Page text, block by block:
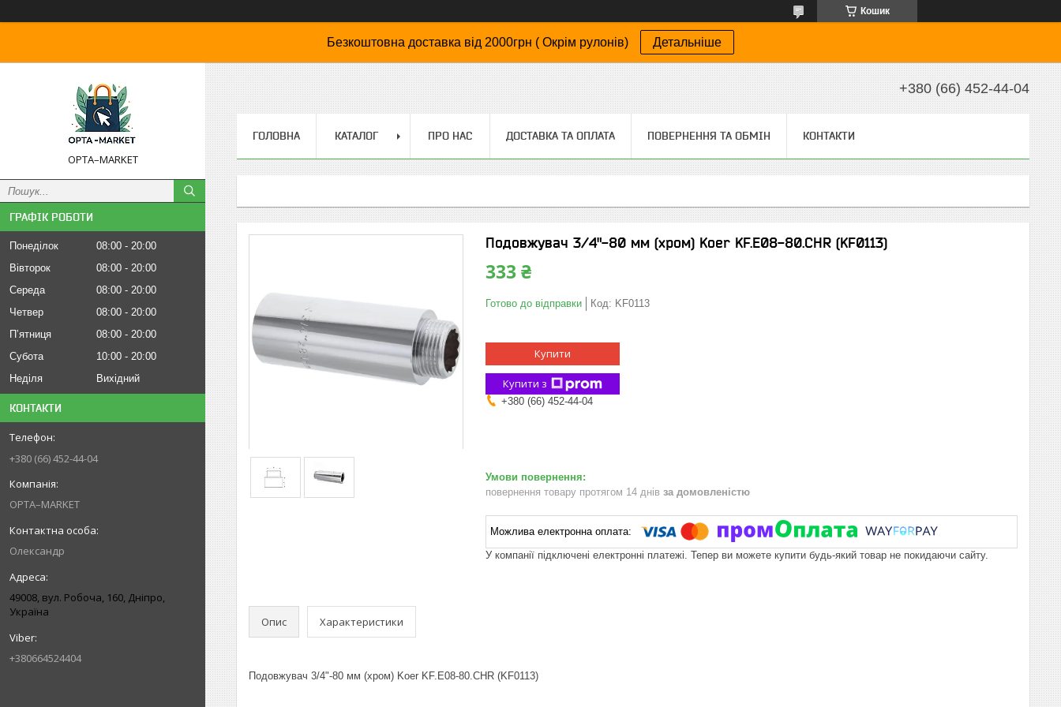
Кошик
Безкоштовна доставка від 2000грн ( Окрім рулонів) Детальніше
OPTA–MARKET
ГРАФІК РОБОТИ
Понеділок 08:00
20:00
Вівторок
08:00
20:00
Середа
08:00
20:00
Четвер
08:00
20:00
Пʼятниця
08:00
20:00
Субота
10:00
20:00
Неділя
Вихідний
КОНТАКТИ
+380 (66) 452-44-04
OPTA–MARKET
Олександр
49008, вул. Робоча, 160, Дніпро,
Україна
+380664524404
+380 (66) 452-44-04
ГОЛОВНА КАТАЛОГ ПРО НАС ДОСТАВКА ТА ОПЛАТА ПОВЕРНЕННЯ ТА ОБМІН КОНТАКТИ
Подовжувач 3/4"-80 мм (хром) Koer KF.E08-80.CHR (KF0113)
333 ₴
Готово до відправки Код: KF0113
Купити
Купити з
+380 (66) 452-44-04
повернення товару протягом 14 днів за домовленістю
У компанії підключені електронні платежі. Тепер ви можете купити будь-який товар не покидаючи сайту.
Опис Характеристики
Подовжувач 3/4"-80 мм (хром) Koer KF.E08-80.CHR (KF0113)